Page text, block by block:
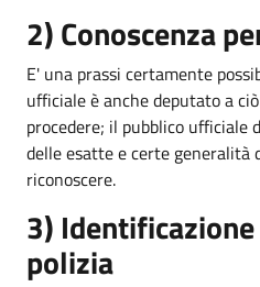
2) Conoscenza
E' una prassi certamente
ufficiale è anche deputato a
procedere; il pubblico ufficiale
delle esatte e certe generalità
riconoscere.
3)
polizia